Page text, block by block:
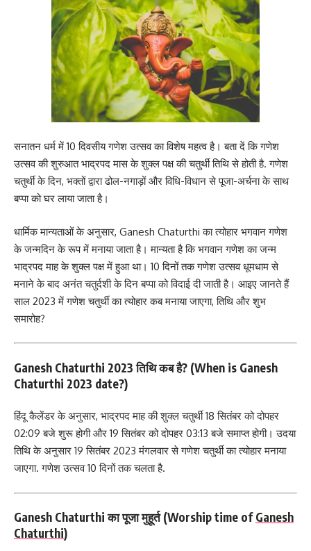
सनातन धर्म में 10 दिवसीय गणेश उत्सव का विशेष महत्व है। बता दें कि गणेश
उत्सव की शुरुआत भाद्रपद मास के शुक्ल पक्ष की चतुर्थी तिथि से होती है. गणेश
चतुर्थी के दिन, भक्तों द्वारा ढोल-नगाड़ों और विधि-विधान से पूजा-अर्चना के साथ
बप्पा को घर लाया जाता है।
धार्मिक मान्यताओं के अनुसार, Ganesh Chaturthi का त्योहार भगवान गणेश
के जन्मदिन के रूप में मनाया जाता है। मान्यता है कि भगवान गणेश का जन्म
भाद्रपद माह के शुक्ल पक्ष में हुआ था। 10 दिनों तक गणेश उत्सव धूमधाम से
मनाने के बाद अनंत चतुर्दशी के दिन बप्पा को विदाई दी जाती है। आइए जानते हैं
साल 2023 में गणेश चतुर्थी का त्योहार कब मनाया जाएगा, तिथि और शुभ
समारोह?
Ganesh Chaturthi 2023 तिथि कब है? (When is Ganesh
Chaturthi 2023 date?)
हिंदू कैलेंडर के अनुसार, भाद्रपद माह की शुक्ल चतुर्थी 18 सितंबर को दोपहर
02:09 बजे शुरू होगी और 19 सितंबर को दोपहर 03:13 बजे समाप्त होगी। उदया
तिथि के अनुसार 19 सितंबर 2023 मंगलवार से गणेश चतुर्थी का त्योहार मनाया
जाएगा. गणेश उत्सव 10 दिनों तक चलता है.
Ganesh Chaturthi का पूजा मुहूर्त (Worship time ofGanesh
Chaturthi)